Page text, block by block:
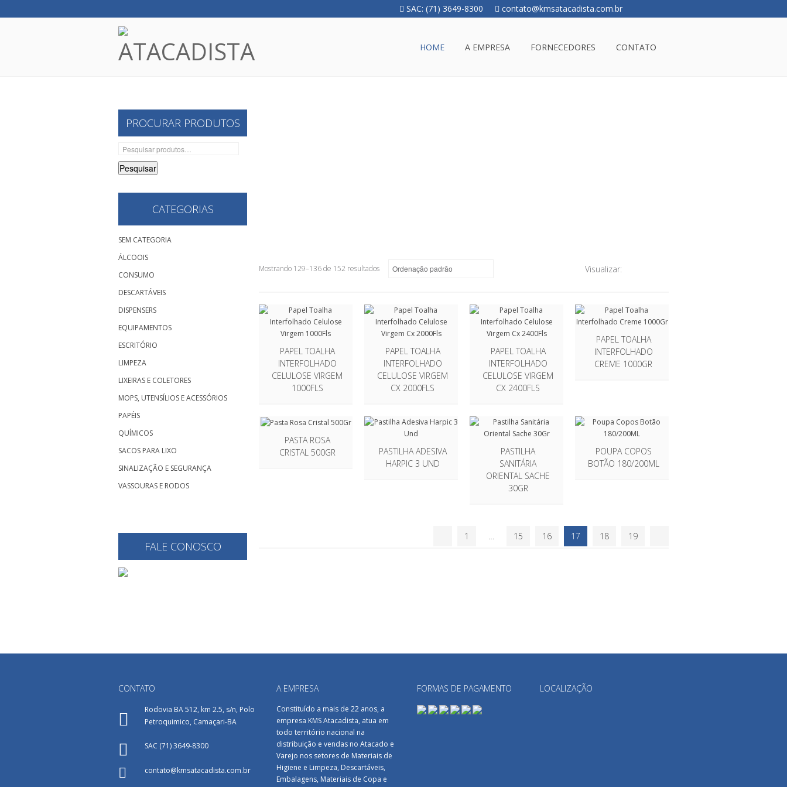
SAC: (71) 3649-8300 contato@kmsatacadista.com.br
HOME A EMPRESA FORNECEDORES CONTATO
Mostrando 129–136 de 152 resultados Visualizar:
PAPEL TOALHA
INTERFOLHADO
CELULOSE VIRGEM
1000FLS
PAPEL TOALHA
INTERFOLHADO
CELULOSE VIRGEM
CX 2000FLS
PAPEL TOALHA
INTERFOLHADO
CELULOSE VIRGEM
CX 2400FLS
PAPEL TOALHA
INTERFOLHADO
CREME 1000GR
PASTA ROSA
CRISTAL 500GR
PASTILHA ADESIVA
HARPIC 3 UND
PASTILHA
SANITÁRIA
ORIENTAL SACHE
30GR
POUPA COPOS
BOTÃO 180/200ML
1 … 15 16 17 18 19
PROCURAR PRODUTOS
Pesquisar
por:
Pesquisar
CATEGORIAS
SEM CATEGORIA
ÁLCOOIS
CONSUMO
DESCARTÁVEIS
DISPENSERS
EQUIPAMENTOS
ESCRITÓRIO
LIMPEZA
LIXEIRAS E COLETORES
MOPS, UTENSÍLIOS E ACESSÓRIOS
PAPÉIS
QUÍMICOS
SACOS PARA LIXO
SINALIZAÇÃO E SEGURANÇA
VASSOURAS E RODOS
FALE CONOSCO
CONTATO
Rodovia BA 512, km 2.5, s/n, Polo
Petroquimico, Camaçari-BA
SAC (71) 3649-8300
contato@kmsatacadista.com.br
A EMPRESA
Constituído a mais de 22 anos, a
empresa KMS Atacadista, atua em
todo território nacional na
distribuição e vendas no Atacado e
Varejo nos setores de Materiais de
Higiene e Limpeza, Descartáveis,
Embalagens, Materiais de Copa e
FORMAS DE PAGAMENTO LOCALIZAÇÃO